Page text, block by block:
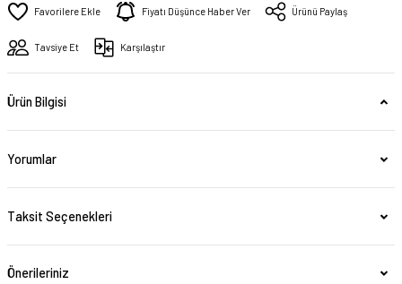
Fiyatı Düşünce Haber Ver Ürünü Paylaş
Tavsiye Et Karşılaştır
Ürün Bilgisi
Yorumlar
Taksit Seçenekleri
Önerileriniz